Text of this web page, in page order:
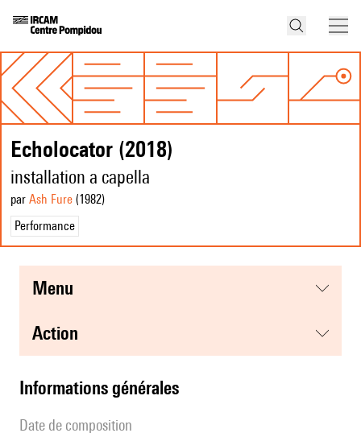
Echolocator (2018)
installation a capella
par Ash Fure (1982)
Performance
menu
action
informations générales
date de composition